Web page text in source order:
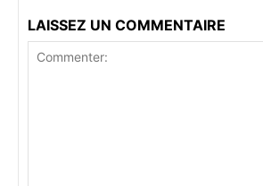
LAISSEZ UN COMMENTAIRE